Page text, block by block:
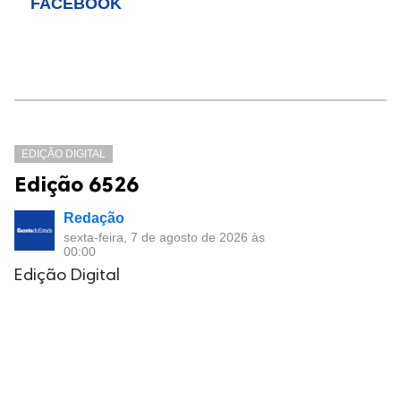
FACEBOOK
EDIÇÃO DIGITAL
Edição 6526
Redação
sexta-feira, 7 de agosto de 2026 às
00:00
Edição Digital